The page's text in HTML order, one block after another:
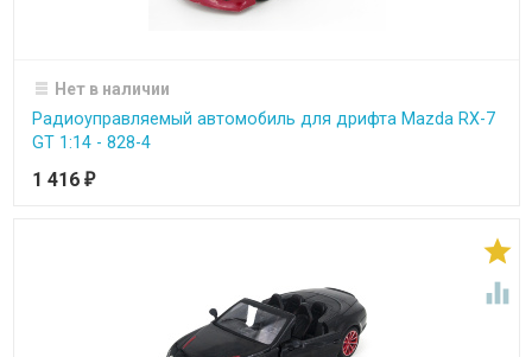
Нет в наличии
Радиоуправляемый автомобиль для дрифта Mazda RX-7
GT 1:14 - 828-4
1 416 ₽

